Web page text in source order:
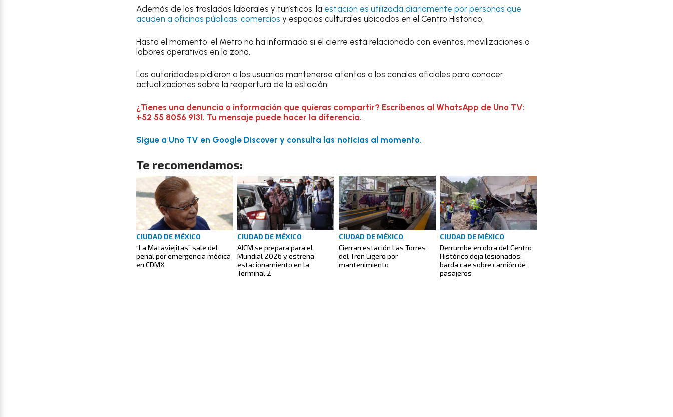
Además de los traslados laborales y turísticos, la estación es utilizada diariamente por personas que
acuden a oficinas públicas, comercios y espacios culturales ubicados en el Centro Histórico.
Hasta el momento, el Metro no ha informado si el cierre está relacionado con eventos, movilizaciones o
labores operativas en la zona.
Las autoridades pidieron a los usuarios mantenerse atentos a los canales oficiales para conocer
actualizaciones sobre la reapertura de la estación.
¿Tienes una denuncia o información que quieras compartir? Escríbenos al WhatsApp de Uno TV:
+52 55 8056 9131. Tu mensaje puede hacer la diferencia.
Sigue a Uno TV en Google Discover y consulta las noticias al momento.
Te recomendamos:
CIUDAD DE MÉXICO
“La Mataviejitas” sale del
penal por emergencia médica
en CDMX
CIUDAD DE MÉXICO
AICM se prepara para el
Mundial 2026 y estrena
estacionamiento en la
Terminal 2
CIUDAD DE MÉXICO
Cierran estación Las Torres
del Tren Ligero por
mantenimiento
CIUDAD DE MÉXICO
Derrumbe en obra del Centro
Histórico deja lesionados;
barda cae sobre camión de
pasajeros